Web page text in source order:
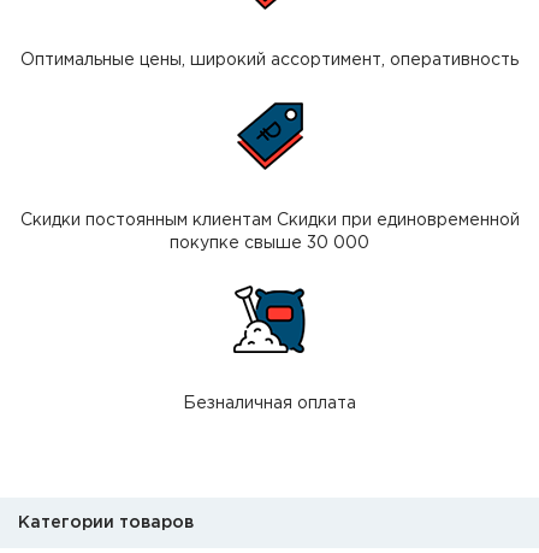
Оптимальные цены, широкий ассортимент, оперативность
Скидки постоянным клиентам Скидки при единовременной
покупке свыше 30 000
Безналичная оплата
Категории товаров